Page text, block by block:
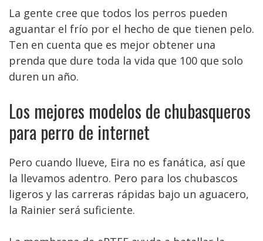
La gente cree que todos los perros pueden
aguantar el frío por el hecho de que tienen pelo.
Ten en cuenta que es mejor obtener una
prenda que dure toda la vida que 100 que solo
duren un año.
Los mejores modelos de chubasqueros
para perro de internet
Pero cuando llueve, Eira no es fanática, así que
la llevamos adentro. Pero para los chubascos
ligeros y las carreras rápidas bajo un aguacero,
la Rainier será suficiente.